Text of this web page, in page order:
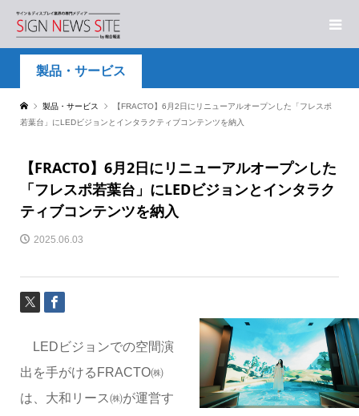
製品・サービス
製品・サービス
【FRACTO】6月2日にリニューアルオープンした「フレスポ
若葉台」にLEDビジョンとインタラクティブコンテンツを納入
【FRACTO】6月2日にリニューアルオープンした
「フレスポ若葉台」にLEDビジョンとインタラク
ティブコンテンツを納入
2025.06.03
LEDビジョンでの空間演
出を手がけるFRACTO㈱
は、大和リース㈱が運営す